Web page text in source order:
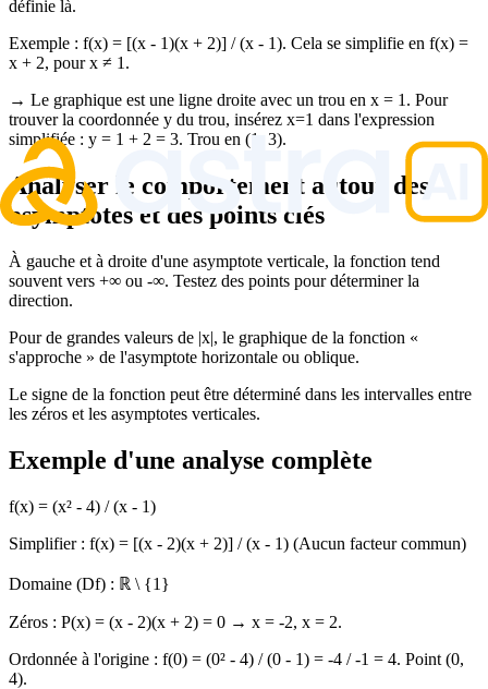
définie là.
Exemple : f(x) = [(x - 1)(x + 2)] / (x - 1). Cela se simplifie en f(x) =
x + 2, pour x ≠ 1.
→ Le graphique est une ligne droite avec un trou en x = 1. Pour
trouver la coordonnée y du trou, insérez x=1 dans l'expression
simplifiée : y = 1 + 2 = 3. Trou en (1, 3).
Analyser le comportement autour des
asymptotes et des points clés
À gauche et à droite d'une asymptote verticale, la fonction tend
souvent vers +∞ ou -∞. Testez des points pour déterminer la
direction.
Pour de grandes valeurs de |x|, le graphique de la fonction «
s'approche » de l'asymptote horizontale ou oblique.
Le signe de la fonction peut être déterminé dans les intervalles entre
les zéros et les asymptotes verticales.
Exemple d'une analyse complète
f(x) = (x² - 4) / (x - 1)
Simplifier : f(x) = [(x - 2)(x + 2)] / (x - 1) (Aucun facteur commun)
Domaine (Df) : ℝ \ {1}
Zéros : P(x) = (x - 2)(x + 2) = 0 → x = -2, x = 2.
Ordonnée à l'origine : f(0) = (0² - 4) / (0 - 1) = -4 / -1 = 4. Point (0,
4).